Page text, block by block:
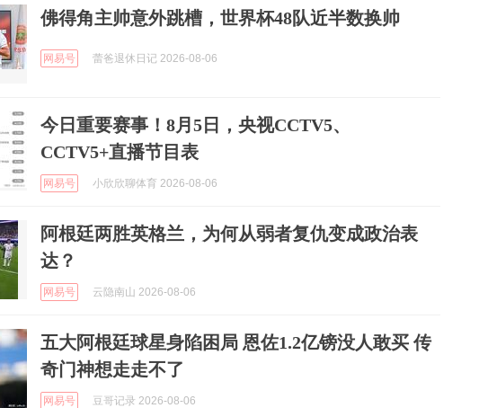
佛得角主帅意外跳槽，世界杯48队近半数换帅
网易号 蕾爸退休日记 2026-08-06
今日重要赛事！8月5日，央视CCTV5、
CCTV5+直播节目表
网易号 小欣欣聊体育 2026-08-06
阿根廷两胜英格兰，为何从弱者复仇变成政治表
达？
网易号 云隐南山 2026-08-06
五大阿根廷球星身陷困局 恩佐1.2亿镑没人敢买 传
奇门神想走走不了
网易号 豆哥记录 2026-08-06